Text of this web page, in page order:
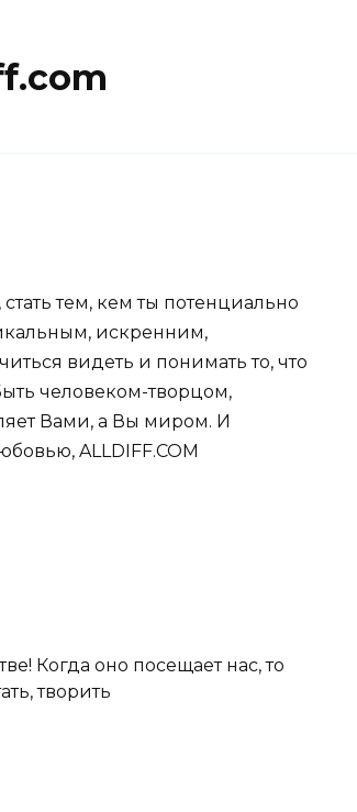
тем, кем ты потенциально
искренним,
видеть и понимать то, что
человеком-творцом,
Вами, а Вы миром. И
ALLDIFF.COM
Когда оно посещает нас, то
творить